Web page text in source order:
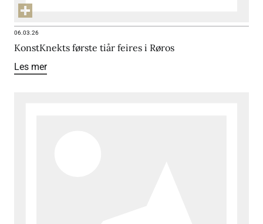
06.03.26
KonstKnekts første tiår feires i Røros
Les mer